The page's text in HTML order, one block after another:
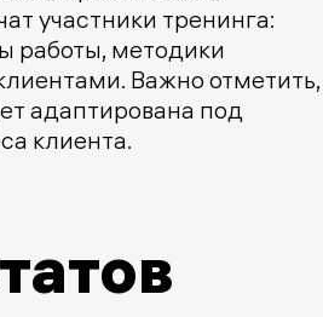
участники тренинга:
работы, методики
Важно отметить,
адаптирована под
клиента.